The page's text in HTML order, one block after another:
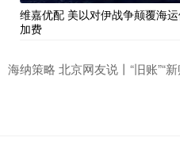
维嘉优配 美以对伊战争颠覆海
加费
海纳策略 北京网友说丨“旧账”“新